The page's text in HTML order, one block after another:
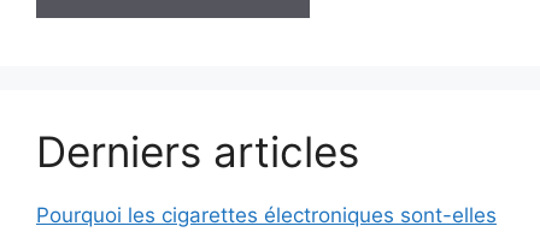
Derniers articles
Pourquoi les cigarettes électroniques sont-elles